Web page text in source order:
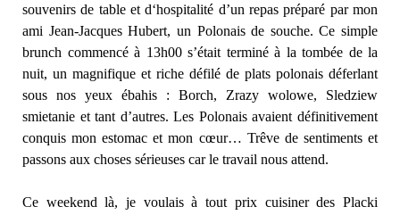
souvenirs de table et d‘hospitalité d’un repas préparé par mon
ami Jean-Jacques Hubert, un Polonais de souche. Ce simple
brunch commencé à 13h00 s’était terminé à la tombée de la
nuit, un magnifique et riche défilé de plats polonais déferlant
sous nos yeux ébahis : Borch, Zrazy wolowe, Sledziew
smietanie et tant d’autres. Les Polonais avaient définitivement
conquis mon estomac et mon cœur… Trêve de sentiments et
passons aux choses sérieuses car le travail nous attend.
Ce weekend là, je voulais à tout prix cuisiner des Placki